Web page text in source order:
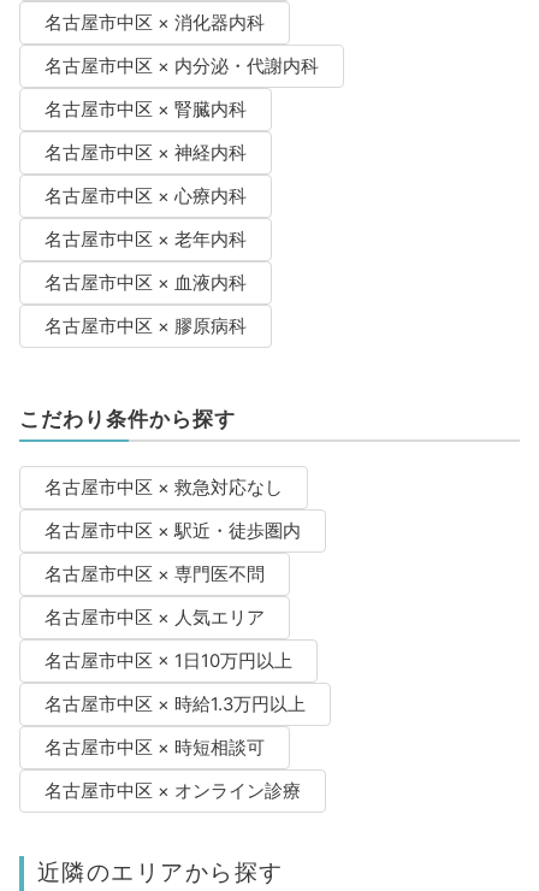
名古屋市中区 × 消化器内科
名古屋市中区 × 内分泌・代謝内科
名古屋市中区 × 腎臓内科
名古屋市中区 × 神経内科
名古屋市中区 × 心療内科
名古屋市中区 × 老年内科
名古屋市中区 × 血液内科
名古屋市中区 × 膠原病科
こだわり条件から探す
名古屋市中区 × 救急対応なし
名古屋市中区 × 駅近・徒歩圏内
名古屋市中区 × 専門医不問
名古屋市中区 × 人気エリア
名古屋市中区 × 1日10万円以上
名古屋市中区 × 時給1.3万円以上
名古屋市中区 × 時短相談可
名古屋市中区 × オンライン診療
近隣のエリアから探す